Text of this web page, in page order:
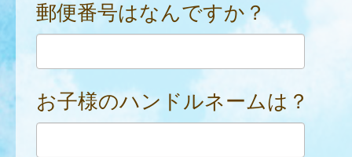
郵便番号はなんですか？
お子様のハンドルネームは？